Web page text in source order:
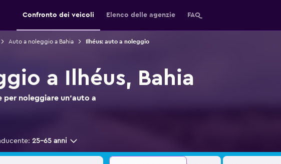
Confronto dei veicoli Elenco delle agenzie FAQ
Auto a noleggio a Bahia Ilhéus: auto a noleggio
a Ilhéus, Bahia
per noleggiare un'auto a
25-65 anni